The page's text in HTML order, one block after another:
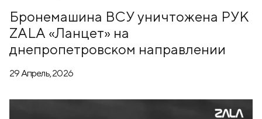
Бронемашина ВСУ уничтожена РУК
ZALA «Ланцет» на
днепропетровском направлении
29 Апрель, 2026